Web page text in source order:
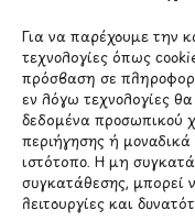
Για να παρέχουμε την
τεχνολογίες όπως
πρόσβαση σε
εν λόγω τεχνολογίες
δεδομένα προσωπικού
περιήγησης ή
ιστότοπο. Η μη
συγκατάθεσης, μπορεί
λειτουργίες και
210
Έχετε